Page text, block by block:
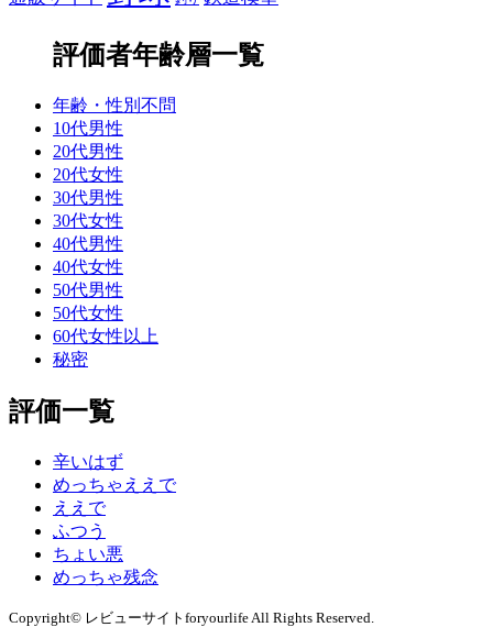
評価者年齢層一覧
年齢・性別不問
10代男性
20代男性
20代女性
30代男性
30代女性
40代男性
40代女性
50代男性
50代女性
60代女性以上
秘密
評価一覧
辛いはず
めっちゃええで
ええで
ふつう
ちょい悪
めっちゃ残念
Copyright© レビューサイトforyourlife All Rights Reserved.